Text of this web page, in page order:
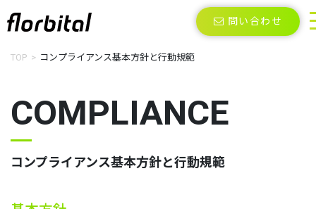
問い合わせ
TOP コンプライアンス基本方針と行動規範
COMPLIANCE
コンプライアンス基本方針と行動規範